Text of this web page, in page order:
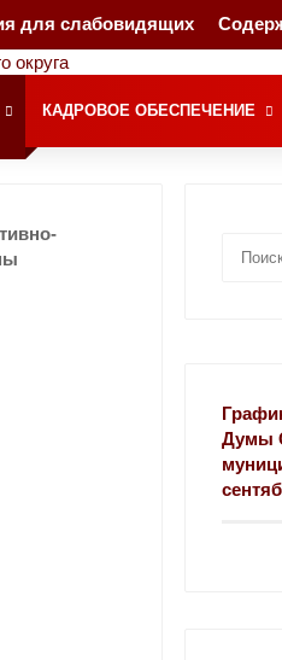
для слабовидящих
КАДРОВОЕ ОБЕСПЕЧЕНИЕ
Думы